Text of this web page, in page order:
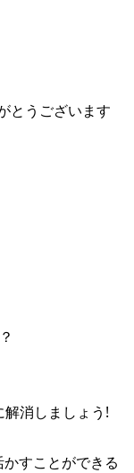
とうございます
消しましょう!
すことができる